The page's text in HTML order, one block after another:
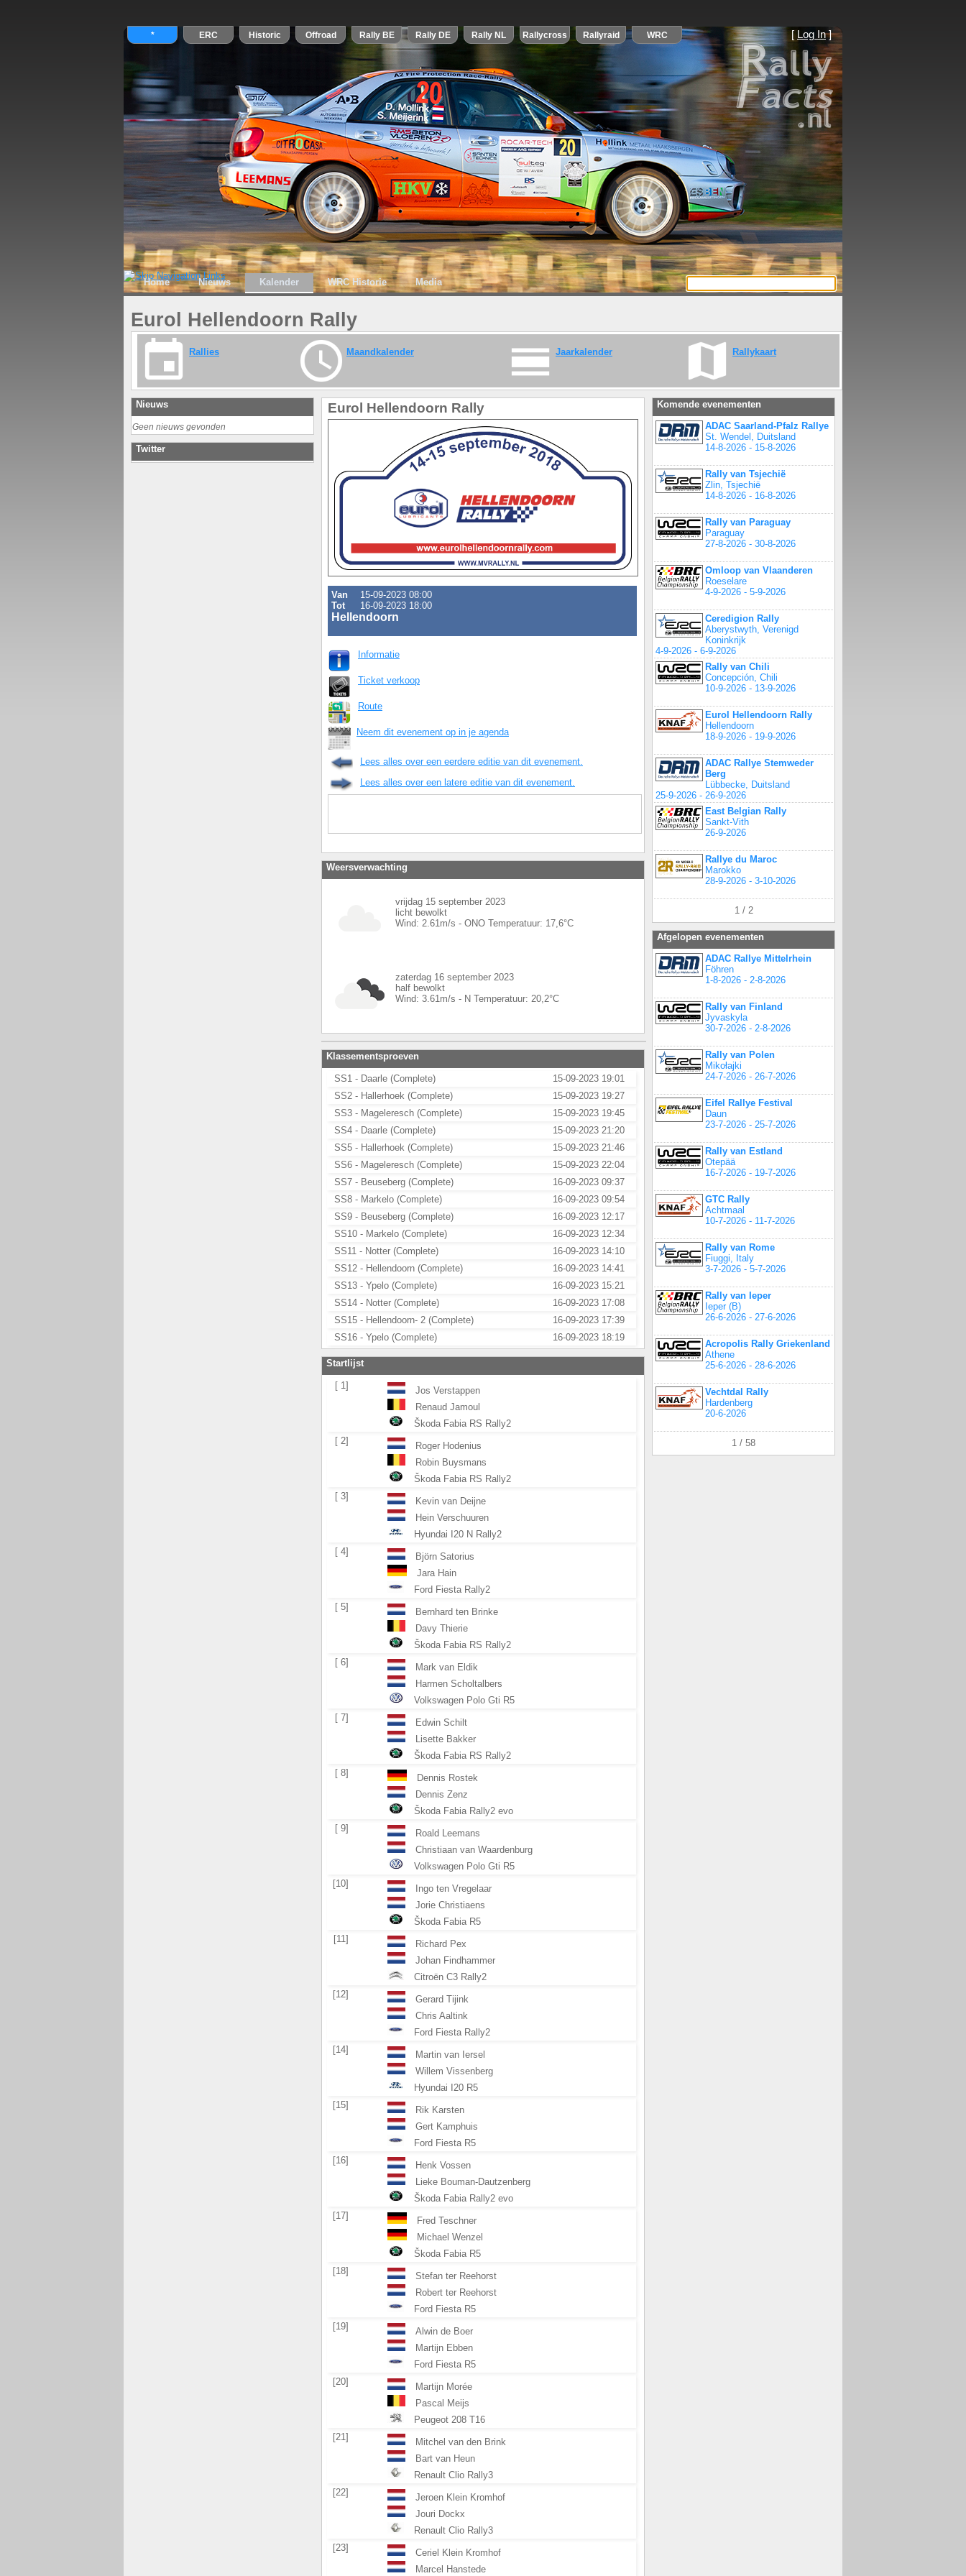
[ Log In]
Home Nieuws Kalender WRC Historie Media
Eurol Hellendoorn Rally
Rallies Maandkalender Jaarkalender Rallykaart
Nieuws
Geen nieuws gevonden
Twitter
Eurol Hellendoorn Rally
Van
15-09-2023 08:00
Tot
16-09-2023 18:00
Hellendoorn
Informatie
Ticket verkoop
Route
Neem dit evenement op in je agenda
Lees alles over een eerdere editie van dit evenement.
Lees alles over een latere editie van dit evenement.
Weersverwachting
vrijdag 15 september 2023
licht bewolkt
Wind: 2.61 m/s - ONO Temperatuur: 17,6°C
zaterdag 16 september 2023
half bewolkt
Wind: 3.61 m/s - N Temperatuur: 20,2°C
Klassementsproeven
SS1 - Daarle (Complete)
15-09-2023 19:01
SS2 - Hallerhoek (Complete)
15-09-2023 19:27
SS3 - Mageleresch (Complete)
15-09-2023 19:45
SS4 - Daarle (Complete)
15-09-2023 21:20
SS5 - Hallerhoek (Complete)
15-09-2023 21:46
SS6 - Mageleresch (Complete)
15-09-2023 22:04
SS7 - Beuseberg (Complete)
16-09-2023 09:37
SS8 - Markelo (Complete)
16-09-2023 09:54
SS9 - Beuseberg (Complete)
16-09-2023 12:17
SS10 - Markelo (Complete)
16-09-2023 12:34
SS11 - Notter (Complete)
16-09-2023 14:10
SS12 - Hellendoorn (Complete)
16-09-2023 14:41
SS13 - Ypelo (Complete)
16-09-2023 15:21
SS14 - Notter (Complete)
16-09-2023 17:08
SS15 - Hellendoorn- 2 (Complete)
16-09-2023 17:39
SS16 - Ypelo (Complete)
16-09-2023 18:19
Startlijst
[ 1]
Jos Verstappen
Renaud Jamoul
Škoda Fabia RS Rally2
[ 2]
Roger Hodenius
Robin Buysmans
Škoda Fabia RS Rally2
[ 3]
Kevin van Deijne
Hein Verschuuren
Hyundai I20 N Rally2
[ 4]
Björn Satorius
Jara Hain
Ford Fiesta Rally2
[ 5]
Bernhard ten Brinke
Davy Thierie
Škoda Fabia RS Rally2
[ 6]
Mark van Eldik
Harmen Scholtalbers
Volkswagen Polo Gti R5
[ 7]
Edwin Schilt
Lisette Bakker
Škoda Fabia RS Rally2
[ 8]
Dennis Rostek
Dennis Zenz
Škoda Fabia Rally2 evo
[ 9]
Roald Leemans
Christiaan van Waardenburg
Volkswagen Polo Gti R5
[10]
Ingo ten Vregelaar
Jorie Christiaens
Škoda Fabia R5
[11]
Richard Pex
Johan Findhammer
Citroën C3 Rally2
[12]
Gerard Tijink
Chris Aaltink
Ford Fiesta Rally2
[14]
Martin van Iersel
Willem Vissenberg
Hyundai I20 R5
[15]
Rik Karsten
Gert Kamphuis
Ford Fiesta R5
[16]
Henk Vossen
Lieke Bouman-Dautzenberg
Škoda Fabia Rally2 evo
[17]
Fred Teschner
Michael Wenzel
Škoda Fabia R5
[18]
Stefan ter Reehorst
Robert ter Reehorst
Ford Fiesta R5
[19]
Alwin de Boer
Martijn Ebben
Ford Fiesta R5
[20]
Martijn Morée
Pascal Meijs
Peugeot 208 T16
[21]
Mitchel van den Brink
Bart van Heun
Renault Clio Rally3
[22]
Jeroen Klein Kromhof
Jouri Dockx
Renault Clio Rally3
[23]
Ceriel Klein Kromhof
Marcel Hanstede
Komende evenementen
ADAC Saarland-Pfalz Rallye
St. Wendel, Duitsland
14-8-2026 - 15-8-2026
Rally van Tsjechië
Zlin, Tsjechië
14-8-2026 - 16-8-2026
Rally van Paraguay
Paraguay
27-8-2026 - 30-8-2026
Omloop van Vlaanderen
Roeselare
4-9-2026 - 5-9-2026
Ceredigion Rally
Aberystwyth, Verenigd
Koninkrijk
4-9-2026 - 6-9-2026
Rally van Chili
Concepción, Chili
10-9-2026 - 13-9-2026
Eurol Hellendoorn Rally
Hellendoorn
18-9-2026 - 19-9-2026
ADAC Rallye Stemweder
Berg
Lübbecke, Duitsland
25-9-2026 - 26-9-2026
East Belgian Rally
Sankt-Vith
26-9-2026
Rallye du Maroc
Marokko
28-9-2026 - 3-10-2026
1 / 2
Afgelopen evenementen
ADAC Rallye Mittelrhein
Föhren
1-8-2026 - 2-8-2026
Rally van Finland
Jyvaskyla
30-7-2026 - 2-8-2026
Rally van Polen
Mikołajki
24-7-2026 - 26-7-2026
Eifel Rallye Festival
Daun
23-7-2026 - 25-7-2026
Rally van Estland
Otepää
16-7-2026 - 19-7-2026
GTC Rally
Achtmaal
10-7-2026 - 11-7-2026
Rally van Rome
Fiuggi, Italy
3-7-2026 - 5-7-2026
Rally van Ieper
Ieper (B)
26-6-2026 - 27-6-2026
Acropolis Rally Griekenland
Athene
25-6-2026 - 28-6-2026
Vechtdal Rally
Hardenberg
20-6-2026
1 / 58